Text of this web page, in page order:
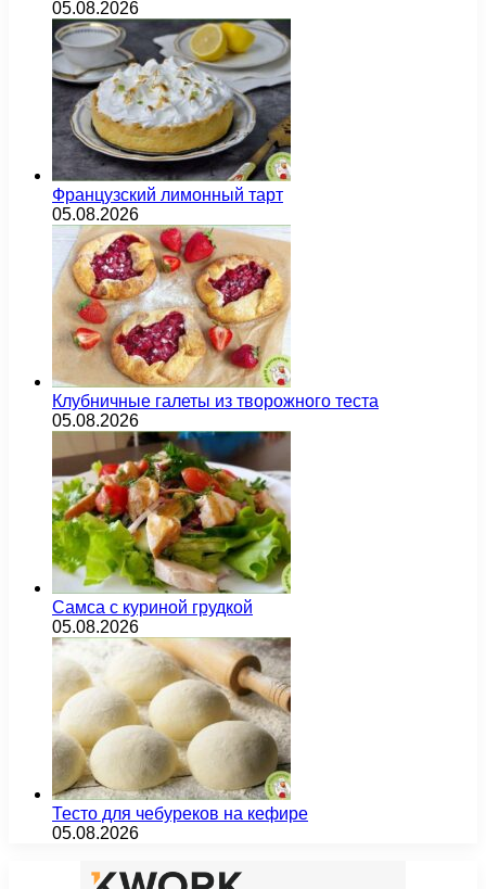
05.08.2026
Французский лимонный тарт
05.08.2026
Клубничные галеты из творожного теста
05.08.2026
Самса с куриной грудкой
05.08.2026
Тесто для чебуреков на кефире
05.08.2026